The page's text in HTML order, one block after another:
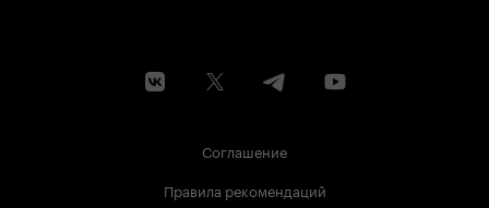
Соглашение
Правила рекомендаций